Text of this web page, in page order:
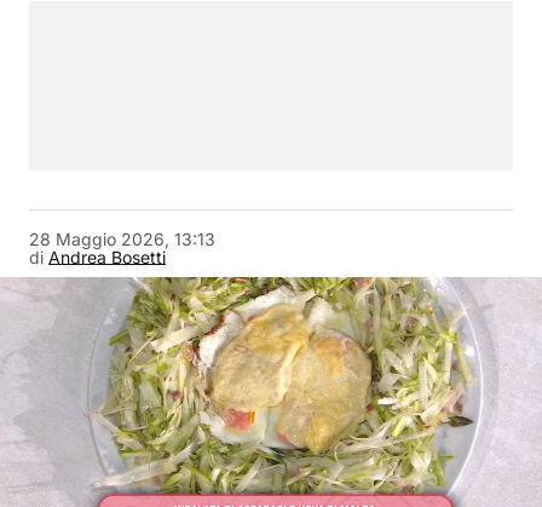
di Andrea Bosetti
28 Maggio 2026, 13:13